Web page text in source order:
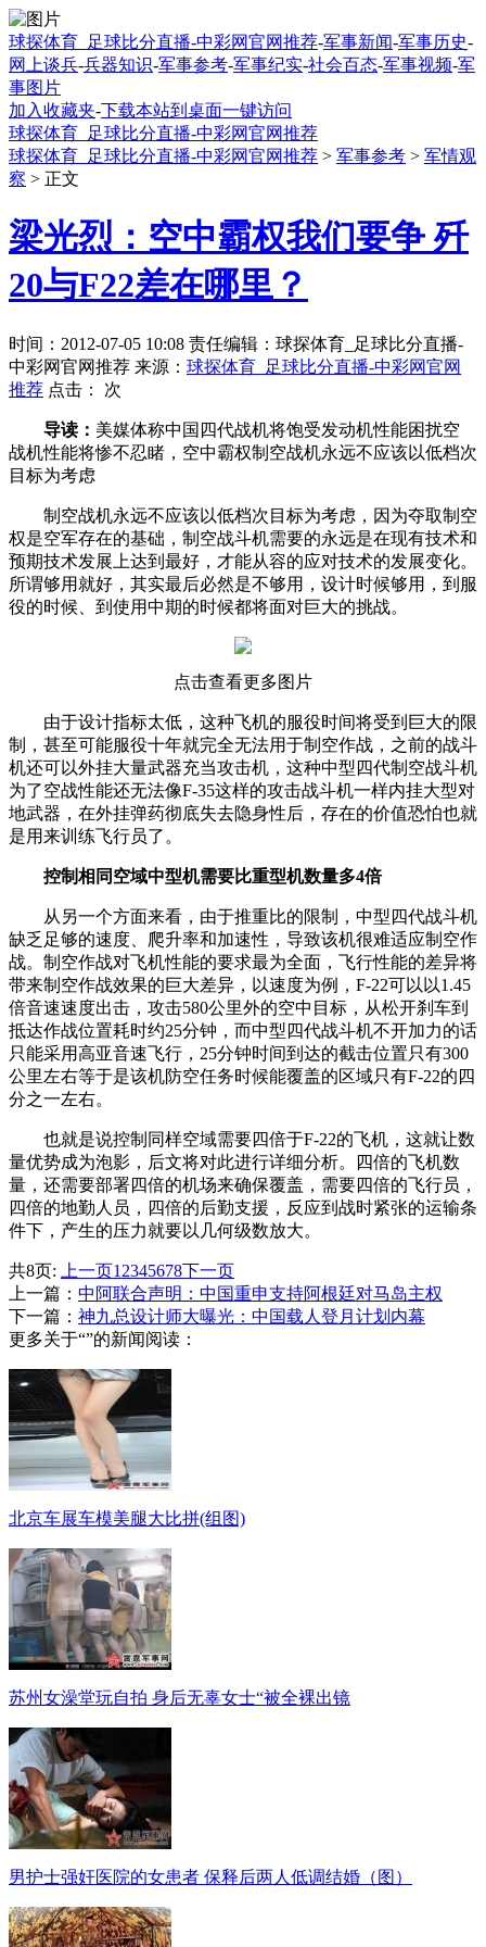
球探体育_足球比分直播-中彩网官网推荐-军事新闻-军事历史-
网上谈兵-兵器知识-军事参考-军事纪实-社会百态-军事视频-军
事图片
加入收藏夹-下载本站到桌面一键访问
球探体育_足球比分直播-中彩网官网推荐
球探体育_足球比分直播-中彩网官网推荐 > 军事参考 > 军情观
察 > 正文
梁光烈：空中霸权我们要争 歼
20与F22差在哪里？
时间：2012-07-05 10:08 责任编辑：球探体育_足球比分直播-
中彩网官网推荐 来源： 球探体育_足球比分直播-中彩网官网
推荐 点击： 次
导读： 美媒体称中国四代战机将饱受发动机性能困扰空
战机性能将惨不忍睹，空中霸权制空战机永远不应该以低档次
目标为考虑
制空战机永远不应该以低档次目标为考虑，因为夺取制空
权是空军存在的基础，制空战斗机需要的永远是在现有技术和
预期技术发展上达到最好，才能从容的应对技术的发展变化。
所谓够用就好，其实最后必然是不够用，设计时候够用，到服
役的时候、到使用中期的时候都将面对巨大的挑战。
点击查看更多图片
由于设计指标太低，这种飞机的服役时间将受到巨大的限
制，甚至可能服役十年就完全无法用于制空作战，之前的战斗
机还可以外挂大量武器充当攻击机，这种中型四代制空战斗机
为了空战性能还无法像F-35这样的攻击战斗机一样内挂大型对
地武器，在外挂弹药彻底失去隐身性后，存在的价值恐怕也就
是用来训练飞行员了。
控制相同空域中型机需要比重型机数量多4倍
从另一个方面来看，由于推重比的限制，中型四代战斗机
缺乏足够的速度、爬升率和加速性，导致该机很难适应制空作
战。制空作战对飞机性能的要求最为全面，飞行性能的差异将
带来制空作战效果的巨大差异，以速度为例，F-22可以以1.45
倍音速速度出击，攻击580公里外的空中目标，从松开刹车到
抵达作战位置耗时约25分钟，而中型四代战斗机不开加力的话
只能采用高亚音速飞行，25分钟时间到达的截击位置只有300
公里左右等于是该机防空任务时候能覆盖的区域只有F-22的四
分之一左右。
也就是说控制同样空域需要四倍于F-22的飞机，这就让数
量优势成为泡影，后文将对此进行详细分析。四倍的飞机数
量，还需要部署四倍的机场来确保覆盖，需要四倍的飞行员，
四倍的地勤人员，四倍的后勤支援，反应到战时紧张的运输条
件下，产生的压力就要以几何级数放大。
共8页: 上一页1 2345678下一页
上一篇： 中阿联合声明：中国重申支持阿根廷对马岛主权
下一篇： 神九总设计师大曝光：中国载人登月计划内幕
更多关于“”的新闻阅读：
北京车展车模美腿大比拼(组图)
苏州女澡堂玩自拍 身后无辜女士“被全裸出镜
男护士强奸医院的女患者 保释后两人低调结婚（图）